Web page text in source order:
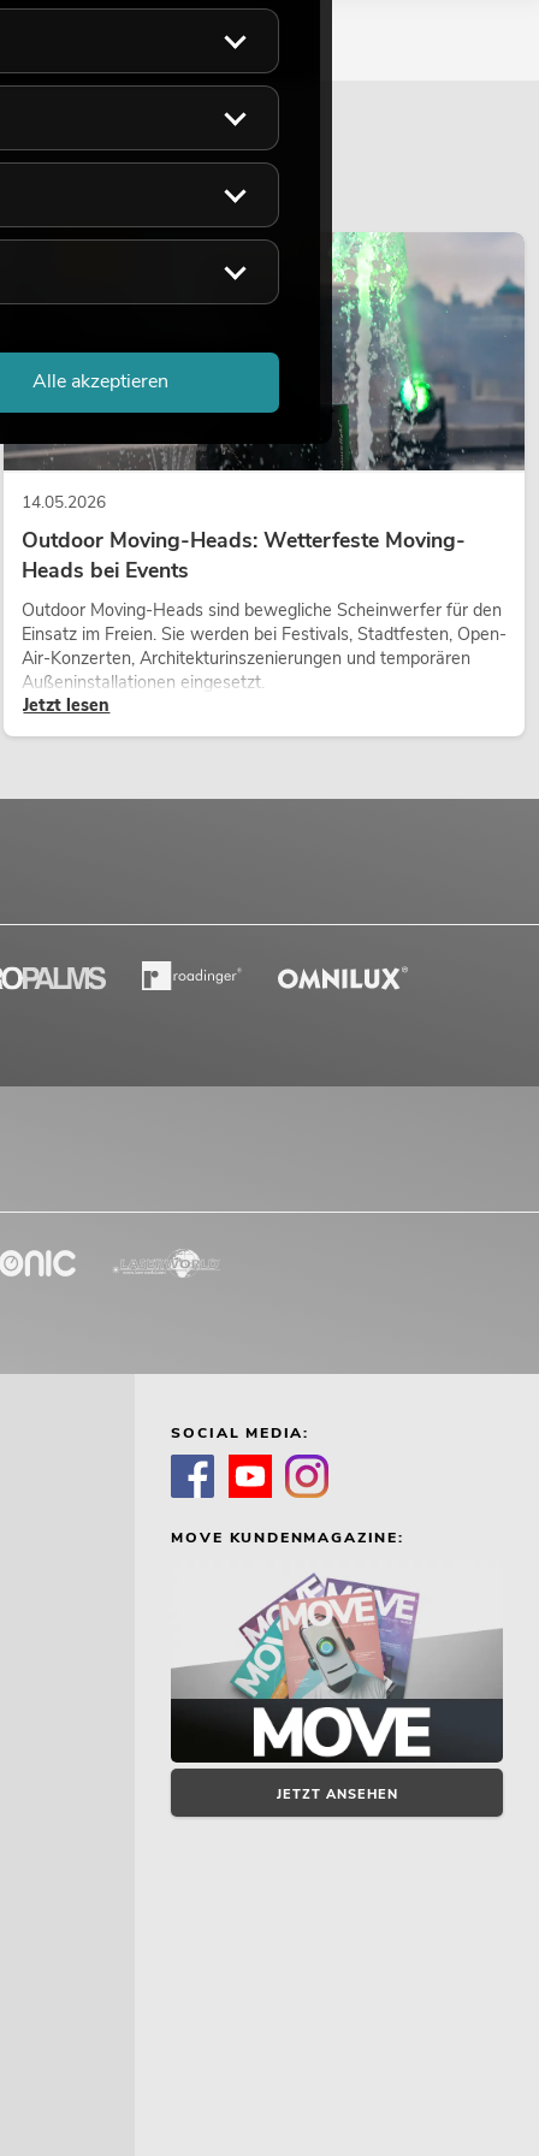
14.05.2026
Outdoor Moving-Heads: Wetterfeste Moving-
Heads bei Events
Outdoor Moving-Heads sind bewegliche Scheinwerfer für den
Einsatz im Freien. Sie werden bei Festivals, Stadtfesten, Open-
Air-Konzerten, Architekturinszenierungen und temporären
Außeninstallationen eingesetzt.
Jetzt lesen
SOCIAL MEDIA:
MOVE KUNDENMAGAZINE:
JETZT ANSEHEN
Alle akzeptieren